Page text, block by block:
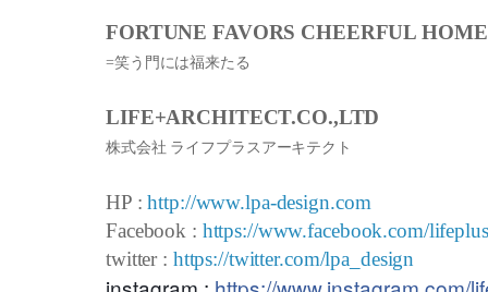
FORTUNE FAVORS CHEERFUL
=笑う門には福来たる
LIFE+ARCHITECT.CO.,LTD
株式会社 ライフプラスアーキテクト
HP :http://www.lpa-design.com
Facebook : https://www.facebook.com/
twitter : https://twitter.com/lpa_design